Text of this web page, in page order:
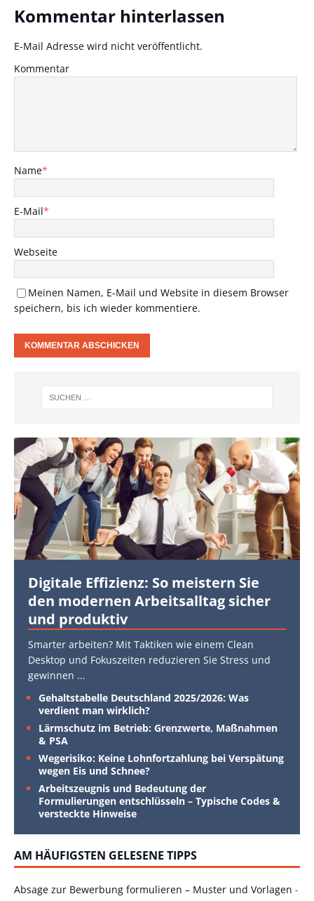
Kommentar hinterlassen
E-Mail Adresse wird nicht veröffentlicht.
Kommentar
Name*
E-Mail*
Webseite
Meinen Namen, E-Mail und Website in diesem Browser
speichern, bis ich wieder kommentiere.
Digitale Effizienz: So meistern Sie
den modernen Arbeitsalltag sicher
und produktiv
Smarter arbeiten? Mit Taktiken wie einem Clean
Desktop und Fokuszeiten reduzieren Sie Stress und
gewinnen ...
Gehaltstabelle Deutschland 2025/2026: Was
verdient man wirklich?
Lärmschutz im Betrieb: Grenzwerte, Maßnahmen
& PSA
Wegerisiko: Keine Lohnfortzahlung bei Verspätung
wegen Eis und Schnee?
Arbeitszeugnis und Bedeutung der
Formulierungen entschlüsseln – Typische Codes &
versteckte Hinweise
AM HÄUFIGSTEN GELESENE TIPPS
Absage zur Bewerbung formulieren – Muster und Vorlagen -